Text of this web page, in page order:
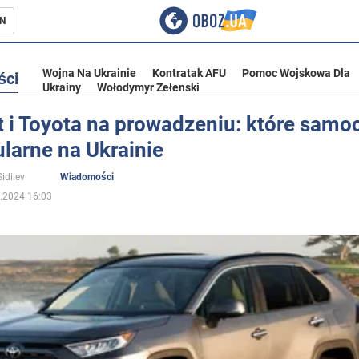
Ukrainie
Wojna Na Ukrainie Kontratak AFU
Pomoc Wojskowa Dla
Ukrainy
Wołodymyr Zełenski
i Toyota na prowadzeniu: które
na Ukrainie
Wiadomości
16:03